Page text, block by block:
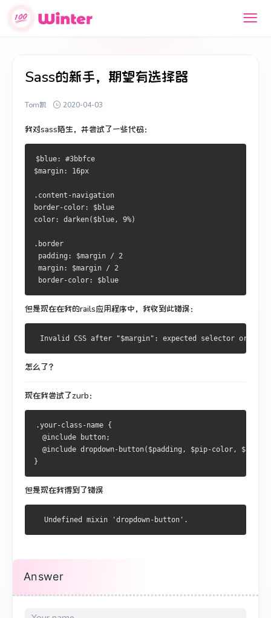
Sass的新手，期望有选择器
Tom凯 2020-04-03
我对sass陌生，并尝试了一些代码：
$blue: #3bbfce
$margin: 16px
.content-navigation
border-color: $blue
color: darken($blue, 9%)
.border
padding: $margin / 2
margin: $margin / 2
border-color: $blue
但是现在在我的rails应用程序中，我收到此错误：
怎么了？
现在我尝试了zurb：
.your-class-name {
  @include button;
@include dropdown-button($padding, $pip-color, $base-
}
但是现在我得到了错误
Answer